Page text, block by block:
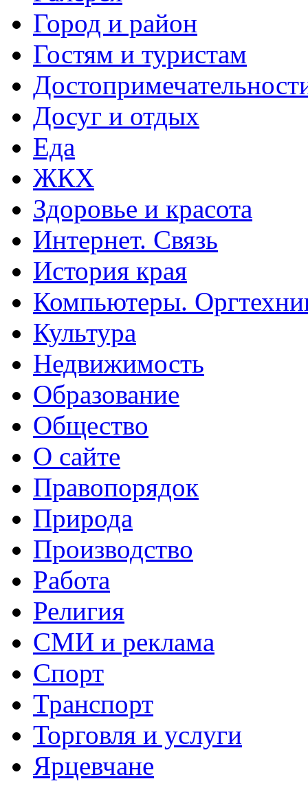
Город и район
Гостям и туристам
Досуг и отдых
Еда
ЖКХ
Здоровье и красота
Интернет. Связь
История края
Компьютеры.
Культура
Недвижимость
Образование
Общество
О сайте
Правопорядок
Природа
Производство
Работа
Религия
СМИ и реклама
Спорт
Транспорт
Торговля и услуги
Ярцевчане